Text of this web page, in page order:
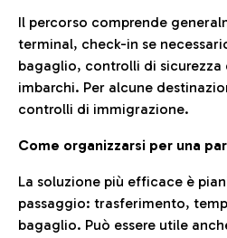
Il percorso comprende
terminal, check-in se
bagaglio, controlli di sicurezza
imbarchi. Per alcune
controlli di immigrazione.
Come organizzarsi per una
La soluzione più efficace è
passaggio: trasferimento,
bagaglio. Può essere utile